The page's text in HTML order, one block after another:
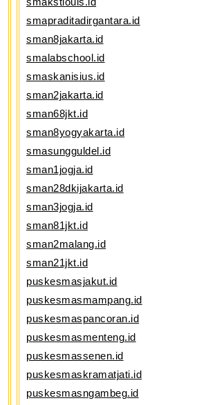
smapraditadirgantara.id
sman8jakarta.id
smalabschool.id
smaskanisius.id
sman2jakarta.id
sman68jkt.id
sman8yogyakarta.id
smasungguldel.id
sman1jogja.id
sman28dkijakarta.id
sman3jogja.id
sman81jkt.id
sman2malang.id
sman21jkt.id
puskesmasjakut.id
puskesmasmampang.id
puskesmaspancoran.id
puskesmasmenteng.id
puskesmassenen.id
puskesmaskramatjati.id
puskesmasngambeg.id